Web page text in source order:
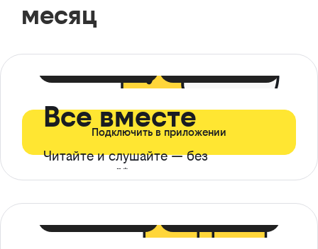
месяц
Все вместе
Читайте и слушайте — без
ограничений*
Подключить в приложении